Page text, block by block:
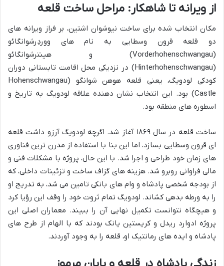
از ویرانه تا شاهکار: مراحل ساخت قلعه
مکان انتخاب شده برای ساخت نیوشوان اشتین، بر فراز ویرانه های
دو قلعه قرون وسطایی به نام های ووردِرشوانگائو
(Vorderhohenschwangau) و هینترشوانگائو
(Hinterhohenschwangau) در نزدیکی محل اقامت تابستانی دوران
کودکی لودویگ، یعنی قلعه هوهن شوانگو (Hohenschwangau
Castle) بود. این انتخاب نشان دهنده علاقه لودویگ به تاریخ و
اسطوره های منطقه بود.
ساخت قلعه در سال ۱۸۶۹ آغاز شد. اگرچه لودویگ آرزو داشت قلعه
ای قرون وسطایی بسازد، اما این بنا با استفاده از مدرن ترین فناوری
های زمان خود طراحی و اجرا شد. با این حال، پروژه با مشکلات فنی و
مالی فراوانی روبرو شد. هزینه های گزاف ساخت و تزئینات داخلی، که
از بودجه شخصی پادشاه و وام های بانکی تامین می شد، به تدریج او
را به ورطه بدهی کشاند. لودویگ تمام ثروت خود را وقف این رؤیا کرد
و هیچگاه نتوانست تکمیل نهایی آن را ببیند. معماران اصلی این
پروژه ادوارد ریدل و کریستین یانک بودند که با الهام از طرح های
پادشاه و ایده های رمانتیک او، قلعه را به وجود آوردند.